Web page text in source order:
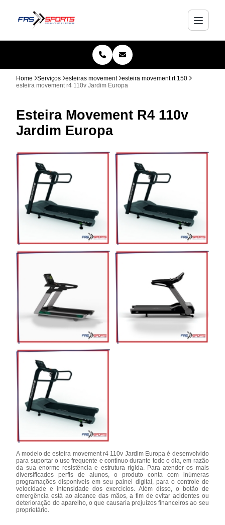
Home Serviços esteiras movement
esteira movement rt 150
esteira movement r4 110v Jardim Europa
Esteira Movement R4 110v
Jardim Europa
A modelo de esteira movement r4 110v Jardim Europa é desenvolvido
para suportar o uso frequente e contínuo durante todo o dia, em razão
da sua enorme resistência e estrutura rígida. Para atender os mais
diversificados perfis de alunos, o produto conta com inúmeras
programações disponíveis em seu painel digital, para o controle de
velocidade e intensidade dos exercícios. Além disso, o botão de
emergência está ao alcance das mãos, a fim de evitar acidentes ou
deterioração do aparelho, o que causaria prejuízos financeiros ao seu
proprietário.